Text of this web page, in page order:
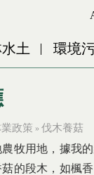
Jump to
Jump to
土 環境
政策 » 伐木養菇
牧用地，據我
的段木，如楓